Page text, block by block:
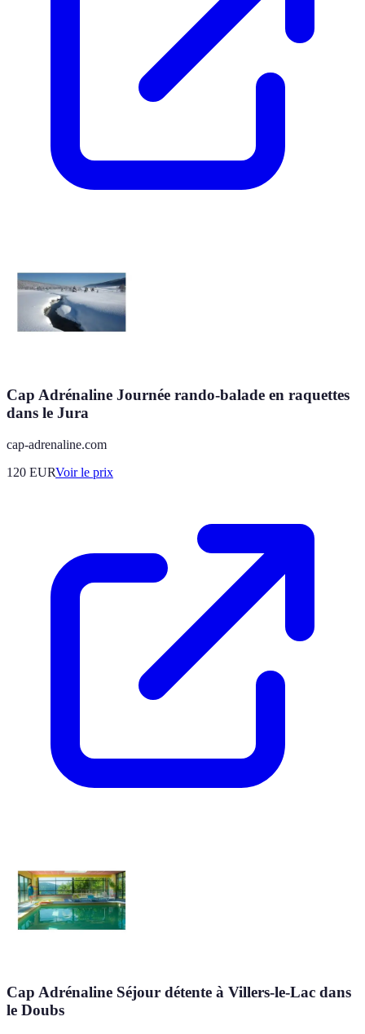
Cap Adrénaline Journée rando-balade en raquettes
dans le Jura
cap-adrenaline.com
120 EURVoir le prix
Cap Adrénaline Séjour détente à Villers-le-Lac dans
le Doubs